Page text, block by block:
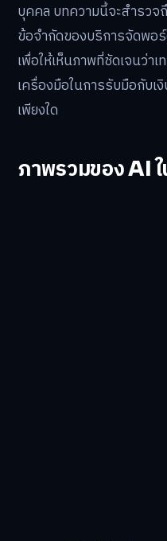
บุคคล บทความนี้จะสำรวจ
ข้อจำกัดของบริการจัดพอ
เพื่อให้เห็นภาพที่ชัดเจนว่าเ
เครื่องมือในการรับมือกับเ
เพียงใด
ภาพรวมของ AI